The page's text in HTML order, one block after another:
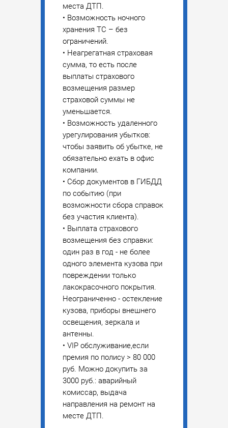
места ДТП.
• Возможность ночного
хранения ТС – без
ограничений.
• Неагрегатная страховая
сумма, то есть после
выплаты страхового
возмещения размер
страховой суммы не
уменьшается.
• Возможность удаленного
урегулирования убытков:
чтобы заявить об убытке, не
обязательно ехать в офис
компании.
• Сбор документов в ГИБДД
по событию (при
возможности сбора справок
без участия клиента).
• Выплата страхового
возмещения без справки:
один раз в год - не более
одного элемента кузова при
повреждении только
лакокрасочного покрытия.
Неограниченно - остекление
кузова, приборы внешнего
освещения, зеркала и
антенны.
• VIP обслуживание,если
премия по полису > 80 000
руб. Можно докупить за
3000 руб.: аварийный
комиссар, выдача
направления на ремонт на
месте ДТП.